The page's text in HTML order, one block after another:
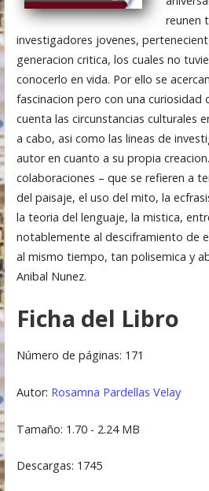
reunen
investigadores jovenes,
generacion critica, los cuales no
conocerlo en vida. Por ello se
fascinacion pero con una curiosidad
cuenta las circunstancias culturales
a cabo, asi como las lineas de
autor en cuanto a su propia
colaboraciones – que se refieren a
del paisaje, el uso del mito, la
la teoria del lenguaje, la mistica,
notablemente al desciframiento de
al mismo tiempo, tan polisemica y
Anibal Nunez.
Ficha del Libro
Número de páginas: 171
Autor: Rosamna Pardellas Velay
Tamaño: 1.70 - 2.24 MB
Descargas: 1745